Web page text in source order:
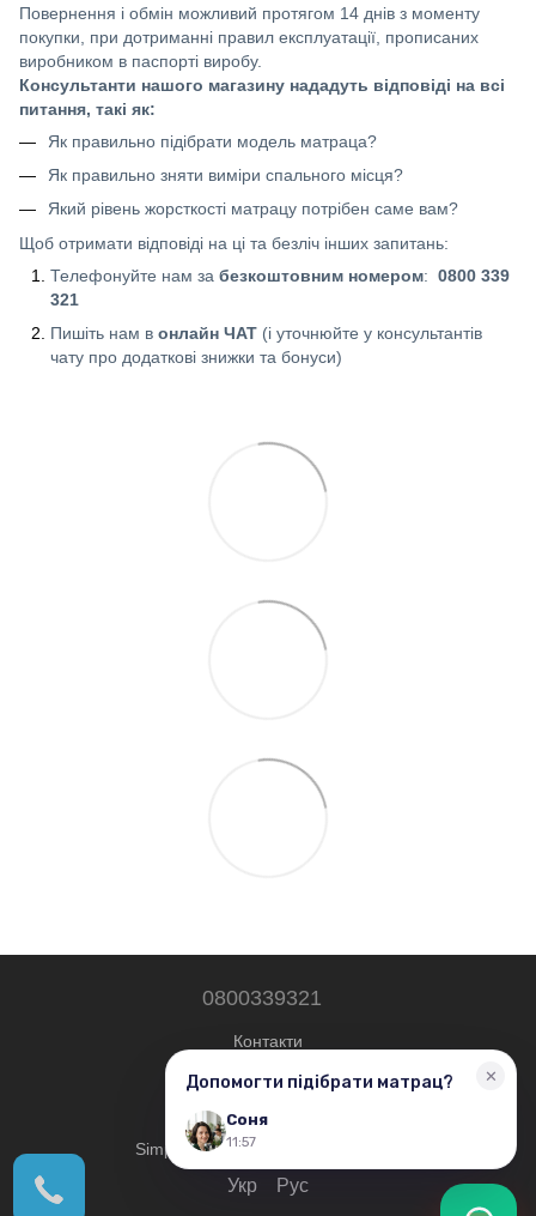
Повернення і обмін можливий протягом 14 днів з моменту
покупки, при дотриманні правил експлуатації, прописаних
виробником в паспорті виробу.
Консультанти нашого магазину нададуть відповіді на всі
питання, такі як:
Як правильно підібрати модель матраца?
Як правильно зняти виміри спального місця?
Який рівень жорсткості матрацу потрібен саме вам?
Щоб отримати відповіді на ці та безліч інших запитань:
Телефонуйте нам за безкоштовним номером: 0800 339
321
Пишіть нам в онлайн ЧАТ (і уточнюйте у консультантів
чату про додаткові знижки та бонуси)
0800339321
Контакти
Повна версія сайту
© 2019—2026
Simplershop - Всі права захищені.
Укр Рус